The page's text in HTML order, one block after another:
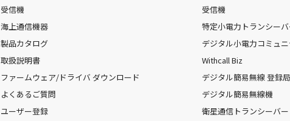
受信機
海上通信機器
製品カタログ
取扱説明書
ファームウェア/ドライバ ダウンロード
よくあるご質問
ユーザー登録
受信機
特定小電力トランシー
デジタル小電力コミュ
Withcall Biz
デジタル簡易無線 登録
デジタル簡易無線機
衛星通信トランシーバー